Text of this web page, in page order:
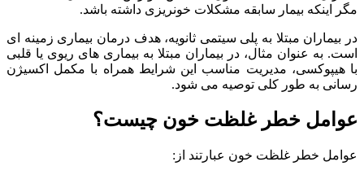
مگر اینکه بیمار سابقه مشکلات خونریزی داشته باشد.
در بیماران مبتلا به پلی سیتمی ثانویه، هدف درمان بیماری زمینه‌ ای
است. به عنوان مثال، در بیماران مبتلا به بیماری‌ های ریوی یا قلبی
با هیپوکسی، مدیریت مناسب این شرایط همراه با مکمل اکسیژن
رسانی به طور کلی توصیه می‌ شود.
عوامل خطر غلظت خون چیست؟
عوامل خطر غلظت خون عبارتند از: